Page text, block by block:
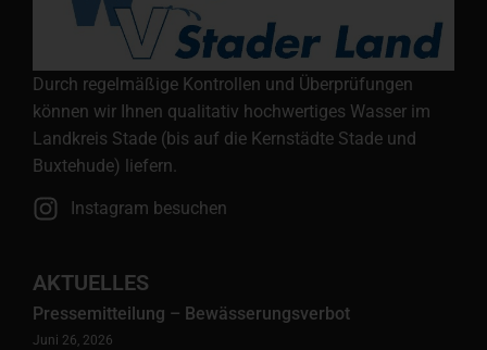
Durch regelmäßige Kontrollen und Überprüfungen
können wir Ihnen qualitativ hochwertiges Wasser im
Landkreis Stade (bis auf die Kernstädte Stade und
Buxtehude) liefern.
Instagram besuchen
AKTUELLES
Pressemitteilung – Bewässerungsverbot
Juni 26, 2026